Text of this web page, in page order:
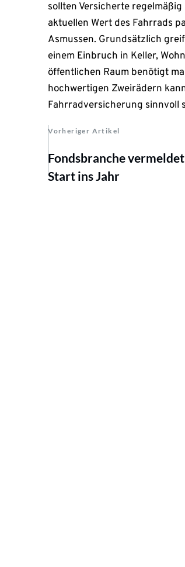
sollten Versicherte
aktuellen Wert des Fahrrads
Asmussen. Grundsätzlich
einem Einbruch in Keller,
öffentlichen Raum benötigt
hochwertigen Zweirädern
Fahrradversicherung sinnvoll
Vorheriger Artikel
Fondsbranche
Start ins Jahr